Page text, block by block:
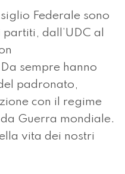
Federale sono
dall’UDC al
sempre hanno
padronato,
con il regime
Guerra mondiale.
vita dei nostri